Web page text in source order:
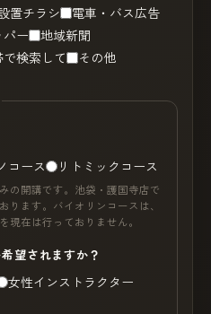
置チラシ
電車・バス広告
ー
地域新聞
検索して その他
コース リトミックコース
の開講です。池袋・護国寺店で
ります。バイオリンコースは、
現在は行っておりません。
望されますか？
女性インストラクター